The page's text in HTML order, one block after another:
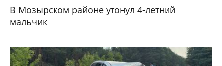
В Мозырском районе утонул 4-летний
мальчик